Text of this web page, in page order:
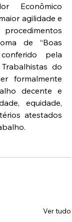
Econômico
agilidade e
de “Boas
pela
do
formalmente
decente e
equidade,
atestados
Ver tudo